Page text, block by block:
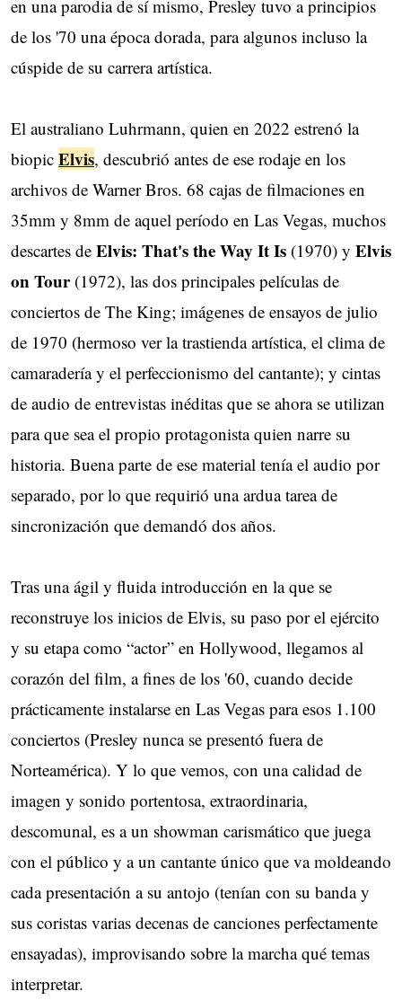
en una parodia de sí mismo, Presley tuvo a principios
de los '70 una época dorada, para algunos incluso la
cúspide de su carrera artística.
El australiano Luhrmann, quien en 2022 estrenó la
biopic Elvis, descubrió antes de ese rodaje en los
archivos de Warner Bros. 68 cajas de filmaciones en
35mm y 8mm de aquel período en Las Vegas, muchos
descartes de Elvis: That's the Way It Is (1970) y Elvis
on Tour(1972), las dos principales películas de
conciertos de The King; imágenes de ensayos de julio
de 1970 (hermoso ver la trastienda artística, el clima de
camaradería y el perfeccionismo del cantante); y cintas
de audio de entrevistas inéditas que se ahora se utilizan
para que sea el propio protagonista quien narre su
historia. Buena parte de ese material tenía el audio por
separado, por lo que requirió una ardua tarea de
sincronización que demandó dos años.
Tras una ágil y fluida introducción en la que se
reconstruye los inicios de Elvis, su paso por el ejército
y su etapa como “actor” en Hollywood, llegamos al
corazón del film, a fines de los '60, cuando decide
prácticamente instalarse en Las Vegas para esos 1.100
conciertos (Presley nunca se presentó fuera de
Norteamérica). Y lo que vemos, con una calidad de
imagen y sonido portentosa, extraordinaria,
descomunal, es a un showman carismático que juega
con el público y a un cantante único que va moldeando
cada presentación a su antojo (tenían con su banda y
sus coristas varias decenas de canciones perfectamente
ensayadas), improvisando sobre la marcha qué temas
interpretar.